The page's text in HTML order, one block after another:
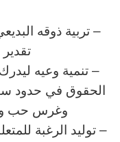
– تربية ذوقه
– تنمية وعيه
الحقوق في حدود
وغرس حب
– توليد الرغبة